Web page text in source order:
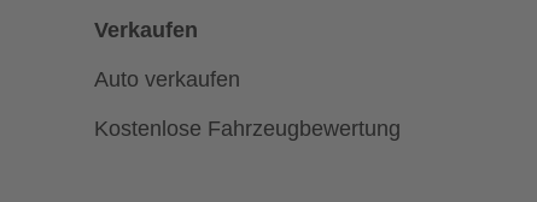
Verkaufen
Auto verkaufen
Kostenlose Fahrzeugbewertung